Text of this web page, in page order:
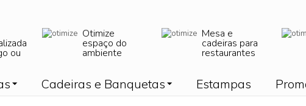
ou
Otimize
espaço do
ambiente
Mesa e
cadeiras para
restaurantes
Cadeiras e Banquetas Estampas